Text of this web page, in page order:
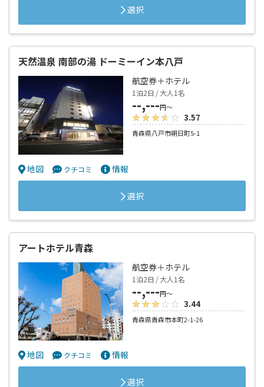
選択
天然温泉 南部の湯 ドーミーイン本八戸
航空券＋ホテル
1泊2日 / 大人1名
--,---円～
3.57
青森県八戸市朔日町5-1
地図 クチコミ 情報
選択
アートホテル青森
航空券＋ホテル
1泊2日 / 大人1名
--,---円～
3.44
青森県青森市本町2-1-26
地図 クチコミ 情報
選択